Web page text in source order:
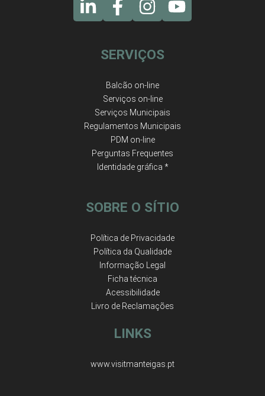
SERVIÇOS
Balcão on-line
Serviços on-line
Serviços Municipais
Regulamentos Municipais
PDM on-line
Perguntas Frequentes
Identidade gráfica *
SOBRE O SÍTIO
Política de Privacidade
Política da Qualidade
Informação Legal
Ficha técnica
Acessibilidade
Livro de Reclamações
LINKS
www.visitmanteigas.pt